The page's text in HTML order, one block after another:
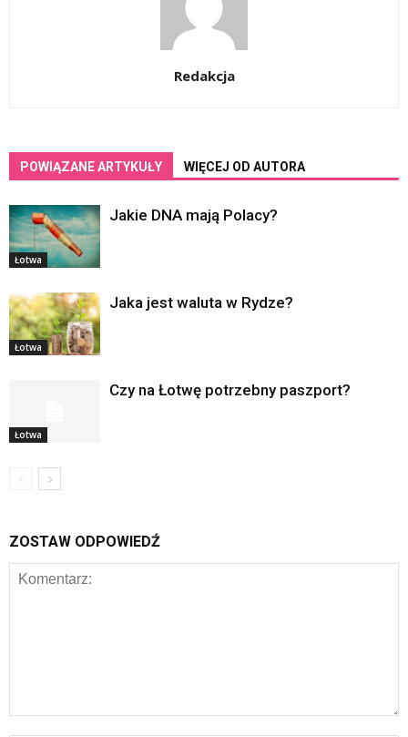
Redakcja
POWIĄZANE ARTYKUŁY WIĘCEJ OD AUTORA
Łotwa
Jakie DNA mają Polacy?
Łotwa
Jaka jest waluta w Rydze?
Łotwa
Czy na Łotwę potrzebny paszport?
ZOSTAW ODPOWIEDŹ